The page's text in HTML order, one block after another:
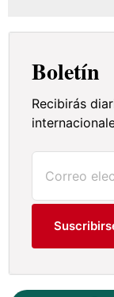
Boletín
Recibirás